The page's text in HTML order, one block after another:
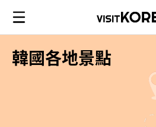
韓國各地景點